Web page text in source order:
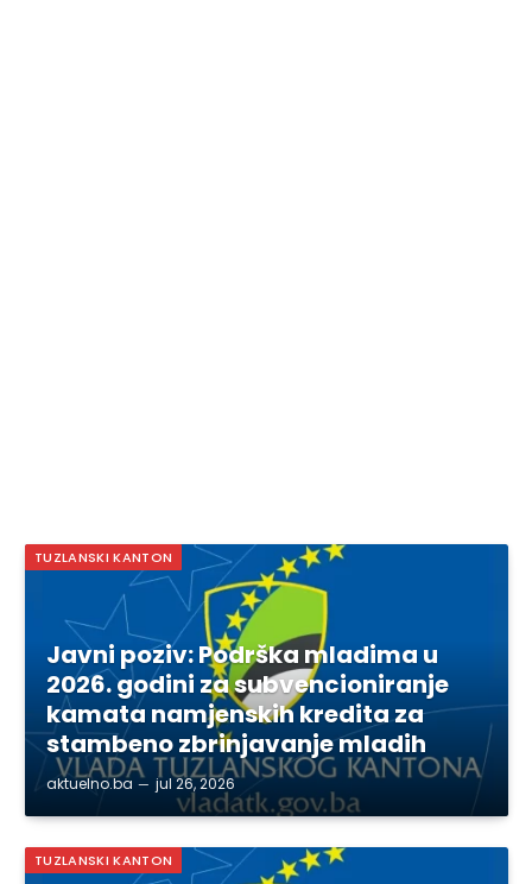
TUZLANSKI KANTON
Javni poziv: Podrška mladima u
2026. godini za subvencioniranje
kamata namjenskih kredita za
stambeno zbrinjavanje mladih
aktuelno.ba jul 26, 2026
TUZLANSKI KANTON